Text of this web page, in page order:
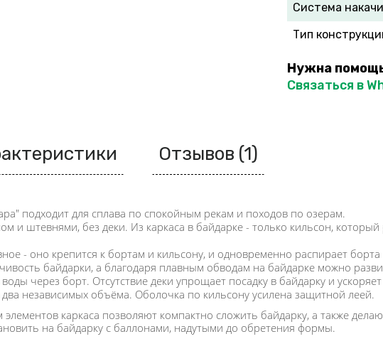
Система
Тип
Нужна
Связаться в
Отзывов (1)
подходит для сплава по спокойным рекам и походов по озерам.
и штевнями, без деки. Из каркаса в байдарке - только кильсон,
- оно крепится к бортам и кильсону, и одновременно распирает
байдарки, а благодаря плавным обводам на байдарке можно
через борт. Отсутствие деки упрощает посадку в байдарку и ускоряет
независимых объёма. Оболочка по кильсону усилена защитной леей.
каркаса позволяют компактно сложить байдарку, а также
на байдарку с баллонами, надутыми до обретения формы.